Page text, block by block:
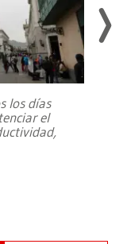
los días
el